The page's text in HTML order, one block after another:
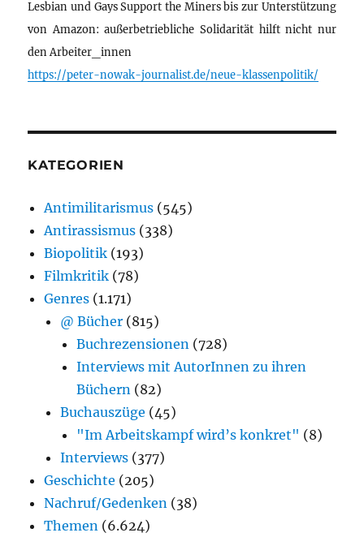
Lesbian und Gays Support the Miners bis zur Unterstützung
von Amazon: außerbetriebliche Solidarität hilft nicht nur
den Arbeiter_innen
https://peter-nowak-journalist.de/neue-klassenpolitik/
KATEGORIEN
Antimilitarismus (545)
Antirassismus (338)
Biopolitik (193)
Filmkritik (78)
Genres (1.171)
@ Bücher (815)
Buchrezensionen (728)
Interviews mit AutorInnen zu ihren
Büchern (82)
Buchauszüge (45)
"Im Arbeitskampf wird’s konkret" (8)
Interviews (377)
Geschichte (205)
Nachruf/Gedenken (38)
Themen (6.624)